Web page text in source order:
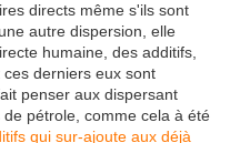
directs même s'ils sont
autre dispersion, elle
humaine, des additifs,
derniers eux sont
penser aux dispersant
pétrole, comme cela à été
qui sur-ajoute aux déjà